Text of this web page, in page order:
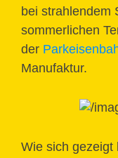
bei strahlendem
sommerlichen
der
Manufaktur.
Wie sich gezeigt